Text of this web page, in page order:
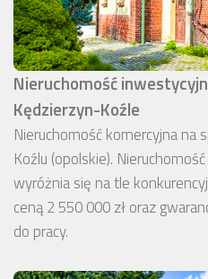
Nieruchomość
Kędzierzyn-Koźle
Nieruchomość komercyjna na
Koźlu (opolskie).
wyróżnia się na tle
ceną 2 550 000 zł oraz
do pracy.